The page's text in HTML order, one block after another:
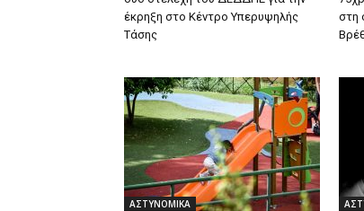
έκρηξη στο Κέντρο Υπερυψηλής
Τάσης
στη
ΑΣΤΥΝΟΜΙΚΑ